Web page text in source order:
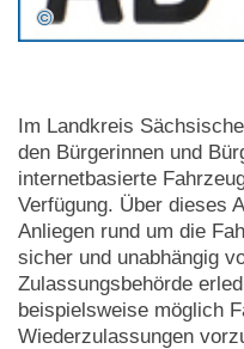
Im Landkreis
den Bürgerinnen und
internetbasierte
Verfügung. Über dieses
Anliegen rund um die
sicher und unabhängig
Zulassungsbehörde
beispielsweise möglich
Wiederzulassungen